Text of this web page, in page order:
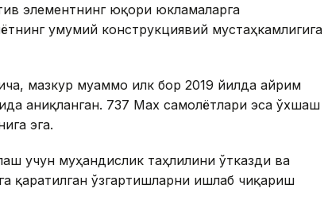
элементнинг юқори юкламаларга
умумий конструкциявий мустаҳкамлигига
мазкур муаммо илк бор 2019 йилда айрим
аниқланган. 737 Max самолётлари эса ўхшаш
эга.
учун муҳандислик таҳлилини ўтказди ва
қаратилган ўзгартишларни ишлаб чиқариш